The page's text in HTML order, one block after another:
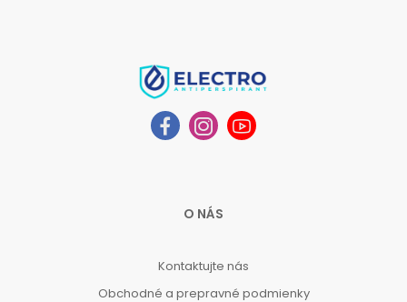
O NÁS
Kontaktujte nás
Obchodné a prepravné podmienky